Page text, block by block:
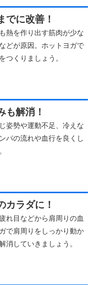
でに改善！
熱を作り出す筋肉が少な
どが原因。ホットヨガで
つくりましょう。
も解消！
姿勢や運動不足、冷えな
パの流れや血行を良くし
カラダに！
れ目などから肩周りの血
で肩周りをしっかり動か
消していきましょう。